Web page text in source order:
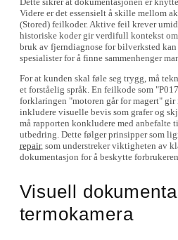
Videre er det essensielt å skille mellom
(Stored) feilkoder. Aktive feil krever
historiske koder gir verdifull kontekst
bruk av fjerndiagnose for bilverksted
spesialister for å finne sammenhenger
For at kunden skal føle seg trygg, må
et forståelig språk. En feilkode som
forklaringen "motoren går for magert"
inkludere visuelle bevis som grafer og
må rapporten konkludere med anbefalte
utbedring. Dette følger prinsipper som
repair, som understreker viktigheten av
dokumentasjon for å beskytte forbrukeren.
Visuell
termokamera